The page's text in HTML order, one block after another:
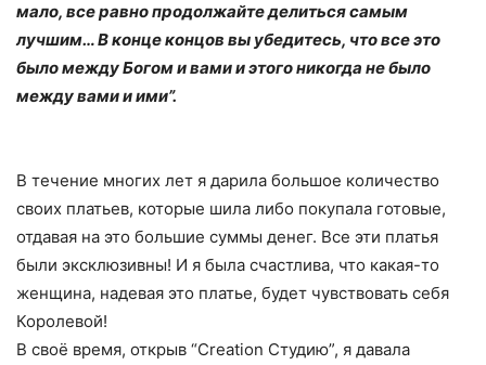
мало, все равно продолжайте делиться самым
лучшим… В конце концов вы убедитесь, что все это
было между Богом и вами и этого никогда не было
между вами и ими”.
В течение многих лет я дарила большое количество
своих платьев, которые шила либо покупала готовые,
отдавая на это большие суммы денег. Все эти платья
были эксклюзивны! И я была счастлива, что какая-то
женщина, надевая это платье, будет чувствовать себя
Королевой!
В своё время, открыв “Creation Студию”, я давала